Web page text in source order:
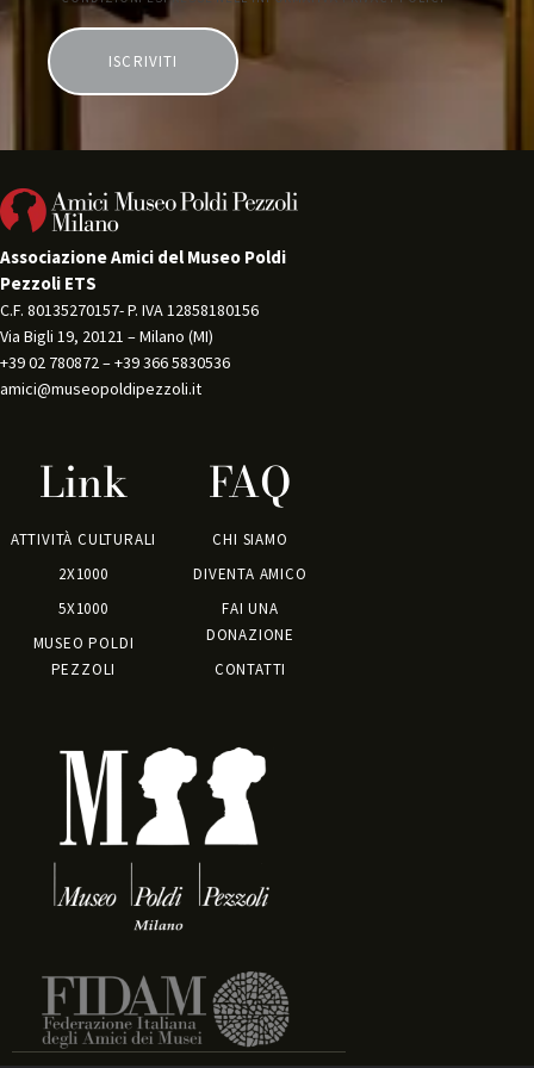
e
Associazione Amici del Museo Poldi
Pezzoli ETS
C.F. 80135270157- P. IVA 12858180156
Via Bigli 19, 20121 – Milano (MI)
+39 02 780872 – +39 366 5830536
amici@museopoldipezzoli.it
Link
ATTIVITÀ CULTURALI
2X1000
5X1000
MUSEO POLDI
PEZZOLI
FAQ
CHI SIAMO
DIVENTA AMICO
FAI UNA
DONAZIONE
CONTATTI